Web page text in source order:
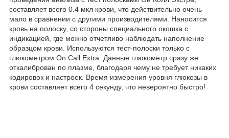
составляет всего 0.4 мкл крови, что действительно очень
мало в сравнении с другими производителями. Наносится
кровь на полоску, со стороны специального окошка с
индикацией, где можно отчетливо наблюдать наполнение
образцом крови. Используются тест-полоски только с
глюкометром On Call Extra. Данные глюкометр сразу же
откалиброван по плазме, благодаря чему не требует никаких
кодировок и настроек. Время измерения уровня глюкозы в
крови составляет всего 4 секунду, что невероятно быстро!